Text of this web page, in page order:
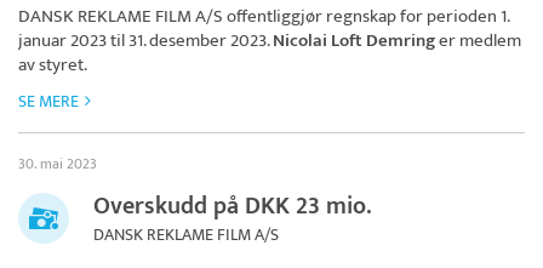
DANSK REKLAME FILM A/Soffentliggjør regnskap for perioden 1.
januar 2023 til 31. desember 2023.Nicolai Loft Demringer medlem
av styret.
SE MERE
30. mai 2023
Overskudd på DKK 23 mio.
DANSK REKLAME FILM A/S